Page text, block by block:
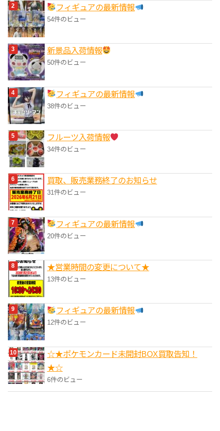
フィギュアの最新情報
54件のビュー
‎新景品入荷情報
50件のビュー
フィギュアの最新情報
38件のビュー
フルーツ入荷情報
34件のビュー
買取、販売業務終了のお知らせ
31件のビュー
フィギュアの最新情報
20件のビュー
★営業時間の変更について★
13件のビュー
フィギュアの最新情報
12件のビュー
☆★ポケモンカード未開封BOX買取告知！
★☆
6件のビュー